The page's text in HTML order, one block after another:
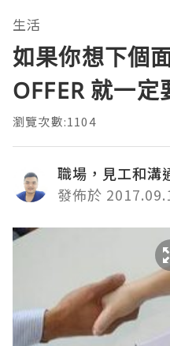
生活
如果你想下個
OFFER 就一定
瀏覽次數:1104
職場，見工和溝
發佈於